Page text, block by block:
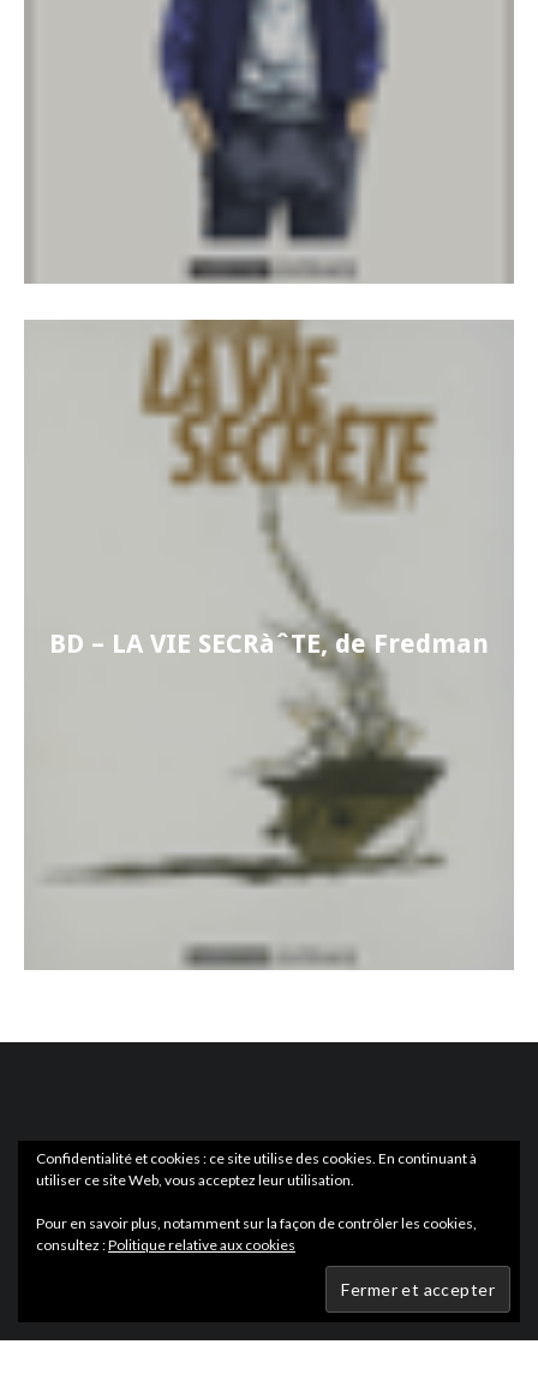
BD – LA VIE SECRàˆTE, de Fredman
Confidentialité et cookies : ce site utilise des cookies. En continuant à
utiliser ce site Web, vous acceptez leur utilisation.
Pour en savoir plus, notamment sur la façon de contrôler les cookies,
consultez :Politique relative aux cookies